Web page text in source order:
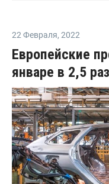
22 Февраля, 2022
Европейские
январе в 2,5